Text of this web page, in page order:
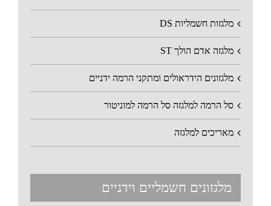
מלגזות חשמליות DS
מלגזה אדם הולך ST
מלגזונים הידראולים ומתקני הרמה ידניים
סל הרמה למלגזה סל הרמה למוניטור
מאריכים למלגזה
מלגזונים חשמליים וידניים